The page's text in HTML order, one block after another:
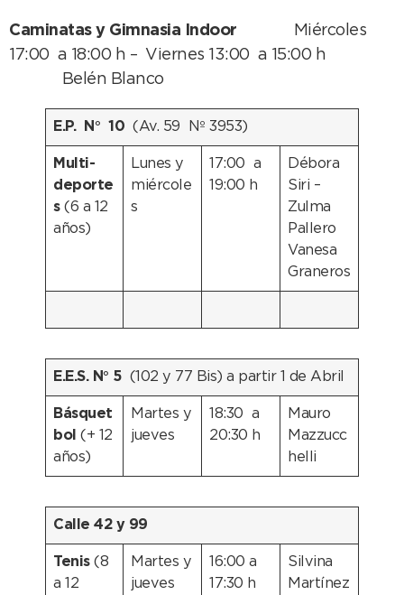
Caminatas y Gimnasia Indoor
Miércoles
17:00 a 18:00 h – Viernes 13:00 a 15:00 h
Belén Blanco
E.P. N° 10 (Av. 59 Nº 3953)
Multi-
deporte
s(6 a 12
años)
Lunes y
miércole
s
17:00 a
19:00 h
Débora
Siri –
Zulma
Pallero
Vanesa
Graneros
E.E.S. N° 5 (102 y 77 Bis) a partir 1 de Abril
Básquet
bol (+ 12
años)
Martes y
jueves
18:30 a
20:30 h
Mauro
Mazzucc
helli
Calle 42 y 99
Tenis(8
a 12
Martes y
jueves
16:00 a
17:30 h
Silvina
Martínez